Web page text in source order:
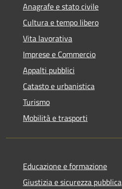
Anagrafe e stato civile
Cultura e tempo libero
Vita lavorativa
Imprese e Commercio
Appalti pubblici
Catasto e urbanistica
Turismo
Mobilità e trasporti
Educazione e formazione
Giustizia e sicurezza pubblica